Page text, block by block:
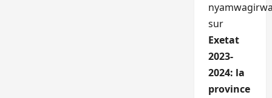
sur
Exetat
2023-
2024: la
province